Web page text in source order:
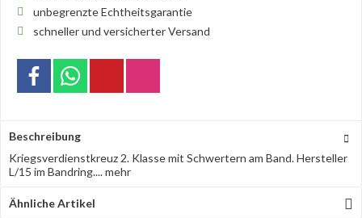
unbegrenzte Echtheitsgarantie
schneller und versicherter Versand
Beschreibung
Kriegsverdienstkreuz 2. Klasse mit Schwertern am Band. Hersteller
L/15 im Bandring....mehr
Ähnliche Artikel